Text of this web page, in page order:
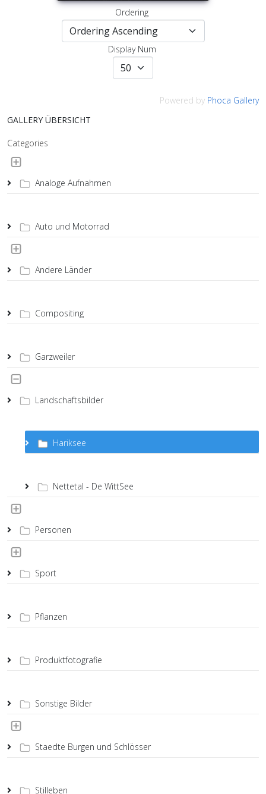
Ordering
Display Num
Powered by Phoca Gallery
GALLERY ÜBERSICHT
Categories
Analoge Aufnahmen
Auto und Motorrad
Andere Länder
Compositing
Garzweiler
Landschaftsbilder
Hariksee
Nettetal - De WittSee
Personen
Sport
Pflanzen
Produktfotografie
Sonstige Bilder
Staedte Burgen und Schlösser
Stilleben